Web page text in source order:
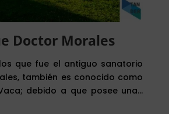
Doctor Morales
que fue el antiguo sanatorio
también es conocido como
debido a que posee una…